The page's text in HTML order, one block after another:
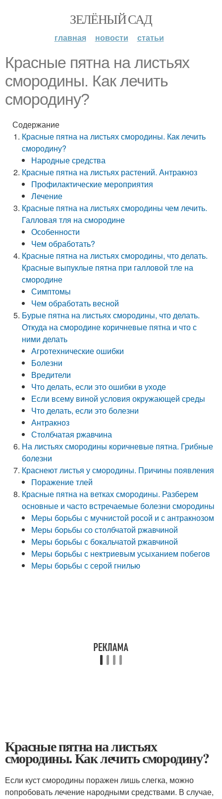
ЗЕЛЁНЫЙ САД
главная новости статьи
Красные пятна на листьях
смородины. Как лечить
смородину?
Содержание
Красные пятна на листьях смородины. Как лечить
смородину?
Народные средства
Красные пятна на листьях растений. Антракноз
Профилактические мероприятия
Лечение
Красные пятна на листьях смородины чем лечить.
Галловая тля на смородине
Особенности
Чем обработать?
Красные пятна на листьях смородины, что делать.
Красные выпуклые пятна при галловой тле на
смородине
Симптомы
Чем обработать весной
Бурые пятна на листьях смородины, что делать.
Откуда на смородине коричневые пятна и что с
ними делать
Агротехнические ошибки
Болезни
Вредители
Что делать, если это ошибки в уходе
Если всему виной условия окружающей среды
Что делать, если это болезни
Антракноз
Столбчатая ржавчина
На листьях смородины коричневые пятна. Грибные
болезни
Краснеют листья у смородины. Причины появления
Поражение тлей
Красные пятна на ветках смородины. Разберем
основные и часто встречаемые болезни смородины
Меры борьбы с мучнистой росой и с антракнозом
Меры борьбы со столбчатой ржавчиной
Меры борьбы с бокальчатой ржавчиной
Меры борьбы с нектриевым усыханием побегов
Меры борьбы с серой гнилью
Красные пятна на листьях
смородины. Как лечить смородину?
Если куст смородины поражен лишь слегка, можно
попробовать лечение народными средствами. В случае,